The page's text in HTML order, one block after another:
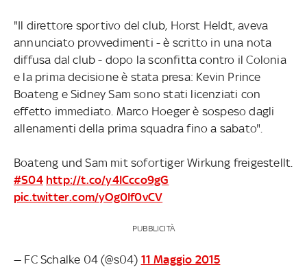
"Il direttore sportivo del club, Horst Heldt, aveva
annunciato provvedimenti - è scritto in una nota
diffusa dal club - dopo la sconfitta contro il Colonia
e la prima decisione è stata presa: Kevin Prince
Boateng e Sidney Sam sono stati licenziati con
effetto immediato. Marco Hoeger è sospeso dagli
allenamenti della prima squadra fino a sabato".
Boateng und Sam mit sofortiger Wirkung freigestellt.
#S04 http://t.co/y4ICcco9gG
pic.twitter.com/yOg0If0vCV
PUBBLICITÀ
— FC Schalke 04 (@s04) 11 Maggio 2015